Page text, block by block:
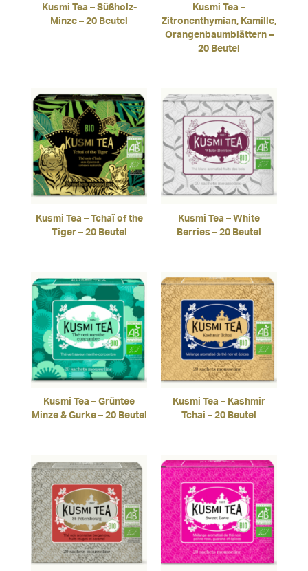
Kusmi Tea – Süßholz-
Minze – 20 Beutel
Kusmi Tea –
Zitronenthymian, Kamille,
Orangenbaumblättern –
20 Beutel
Kusmi Tea – Tchaï of the
Tiger – 20 Beutel
Kusmi Tea – White
Berries – 20 Beutel
Kusmi Tea – Grüntee
Minze & Gurke – 20 Beutel
Kusmi Tea – Kashmir
Tchai – 20 Beutel